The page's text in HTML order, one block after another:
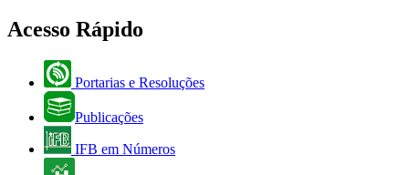
Acesso Rápido
Portarias e Resoluções
Publicações
IFB em Números